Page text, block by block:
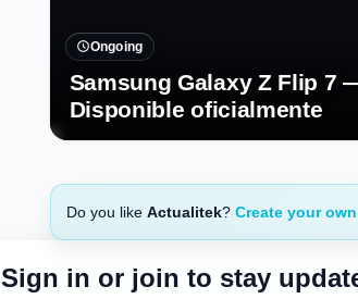
Ongoing
Samsung Galaxy Z Flip 7
Disponible oficialmente
Do you like Actualitek? Create your
Sign in or join to stay